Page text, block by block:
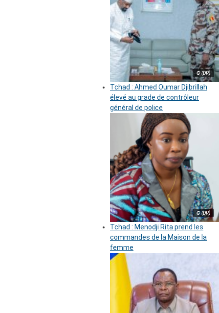
© (DR)
Tchad : Ahmed Oumar Djibrillah
élevé au grade de contrôleur
général de police
© (DR)
Tchad : Menodji Rita prend les
commandes de la Maison de la
femme